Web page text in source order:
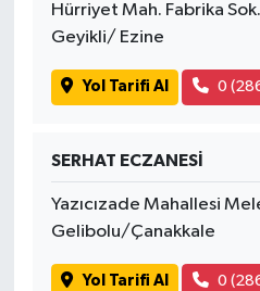
Hürriyet Mah. Fabrika
Geyikli/ Ezine
Yol Tarifi Al 0
SERHAT ECZANESİ
Yazıcızade Mahallesi
Gelibolu/Çanakkale
Yol Tarifi Al 0